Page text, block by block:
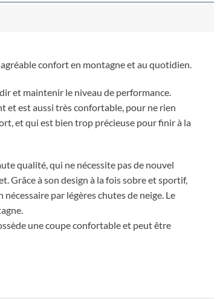
confort en montagne et au quotidien.
et maintenir le niveau de performance.
et est aussi très confortable, pour ne rien
et qui est bien trop précieuse pour finir à la
qualité, qui ne nécessite pas de nouvel
Grâce à son design à la fois sobre et sportif,
par légères chutes de neige. Le
une coupe confortable et peut être